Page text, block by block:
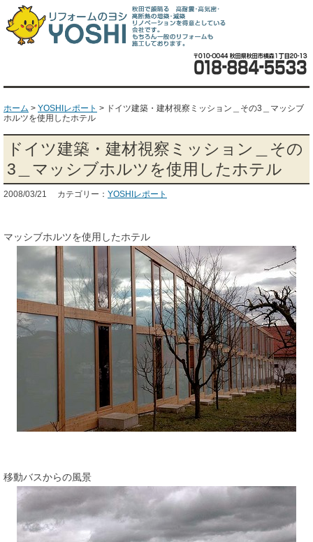
ホーム > YOSHIレポート > ドイツ建築・建材視察ミッション＿その3＿マッシブ
ホルツを使用したホテル
ドイツ建築・建材視察ミッション＿その
3＿マッシブホルツを使用したホテル
2008/03/21 カテゴリー： YOSHIレポート
マッシブホルツを使用したホテル
移動バスからの風景